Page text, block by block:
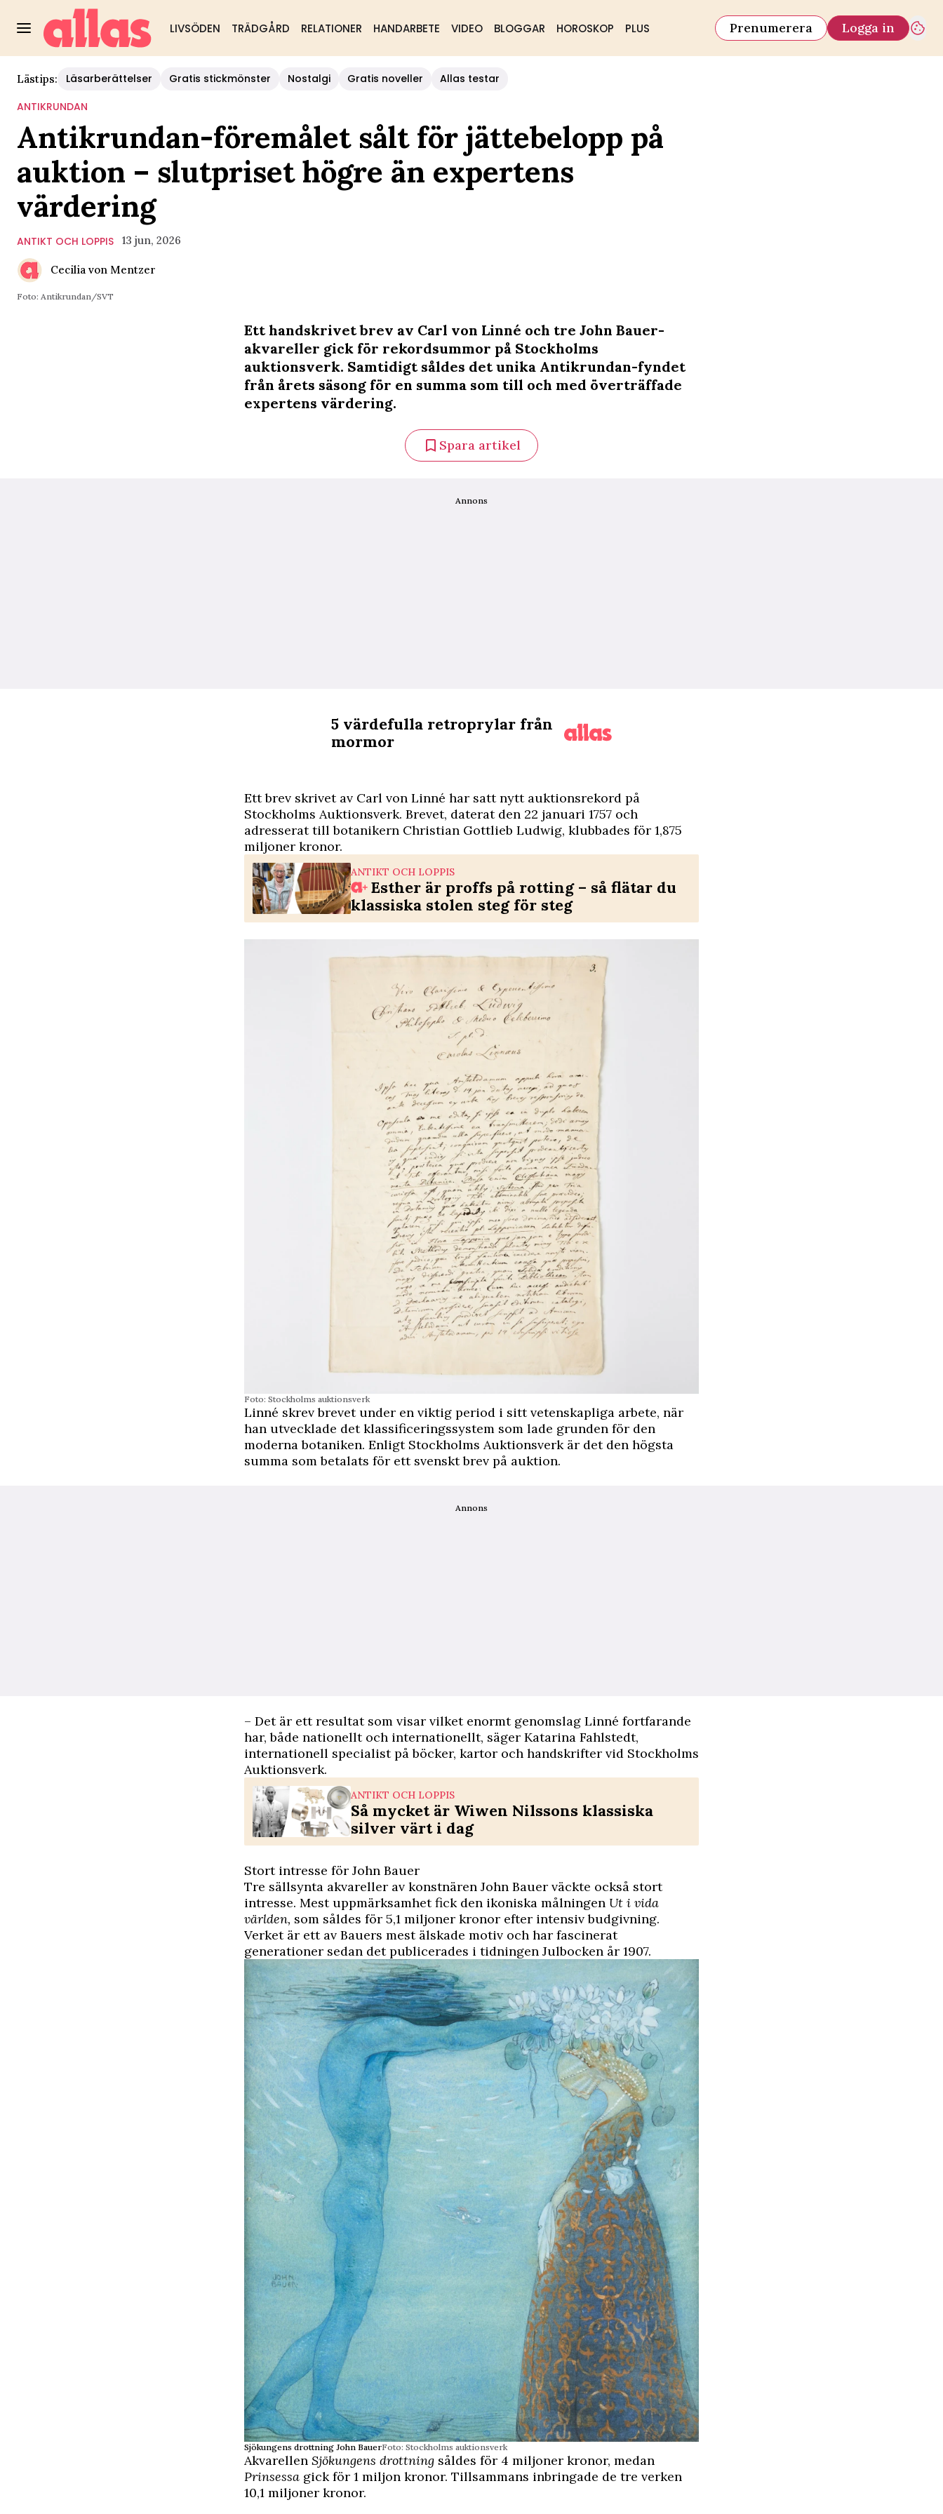
LIVSÖDEN TRÄDGÅRD RELATIONER HANDARBETE VIDEO BLOGGAR HOROSKOP PLUS Prenumerera Logga in
Lästips: Läsarberättelser Gratis stickmönster Nostalgi Gratis noveller
Allas testar
ANTIKRUNDAN
Antikrundan-föremålet sålt för jättebelopp på
auktion – slutpriset högre än expertens
värdering
ANTIKT OCH LOPPIS 13 jun, 2026
Cecilia von Mentzer
Foto: Antikrundan/SVT
Ett handskrivet brev av Carl von Linné och tre John Bauer-
akvareller gick för rekordsummor på Stockholms
auktionsverk. Samtidigt såldes det unika Antikrundan-fyndet
från årets säsong för en summa som till och med överträffade
expertens värdering.
Spara artikel
Annons
5 värdefulla retroprylar från
mormor
Ett brev skrivet av Carl von Linné har satt nytt auktionsrekord på
Stockholms Auktionsverk. Brevet, daterat den 22 januari 1757 och
adresserat till botanikern Christian Gottlieb Ludwig, klubbades för 1,875
miljoner kronor.
ANTIKT OCH LOPPIS
Esther är proffs på rotting – så flätar du
klassiska stolen steg för steg
Foto: Stockholms auktionsverk
Linné skrev brevet under en viktig period i sitt vetenskapliga arbete, när
han utvecklade det klassificeringssystem som lade grunden för den
moderna botaniken. Enligt Stockholms Auktionsverk är det den högsta
summa som betalats för ett svenskt brev på auktion.
Annons
– Det är ett resultat som visar vilket enormt genomslag Linné fortfarande
har, både nationellt och internationellt, säger Katarina Fahlstedt,
internationell specialist på böcker, kartor och handskrifter vid Stockholms
Auktionsverk.
ANTIKT OCH LOPPIS
Så mycket är Wiwen Nilssons klassiska
silver värt i dag
Stort intresse för John Bauer
Tre sällsynta akvareller av konstnären John Bauer väckte också stort
intresse. Mest uppmärksamhet fick den ikoniska målningen Ut i vida
världen, som såldes för 5,1 miljoner kronor efter intensiv budgivning.
Verket är ett av Bauers mest älskade motiv och har fascinerat
generationer sedan det publicerades i tidningen Julbocken år 1907.
Sjökungens drottning John BauerFoto: Stockholms auktionsverk
Akvarellen Sjökungens drottning såldes för 4 miljoner kronor, medan
Prinsessa gick för 1 miljon kronor. Tillsammans inbringade de tre verken
10,1 miljoner kronor.